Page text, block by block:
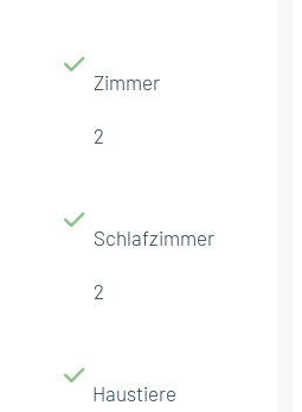
Zimmer
2
Schlafzimmer
2
Haustiere